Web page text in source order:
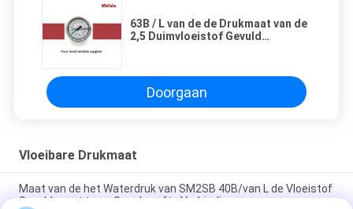
63B / L van de de Drukmaat van de
2,5 Duimvloeistof Gevuld
Doorgaan
Vloeibare Drukmaat
Maat van de het Waterdruk van SM2SB 40B/van L de Vloeistof
Gevulde met twee Geschroefte Verbinding